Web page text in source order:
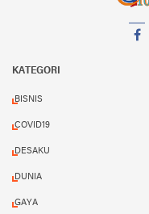
KATEGORI
BISNIS
COVID19
DESAKU
DUNIA
GAYA